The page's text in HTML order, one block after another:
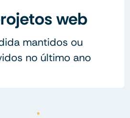
web
mantidos ou
no último ano